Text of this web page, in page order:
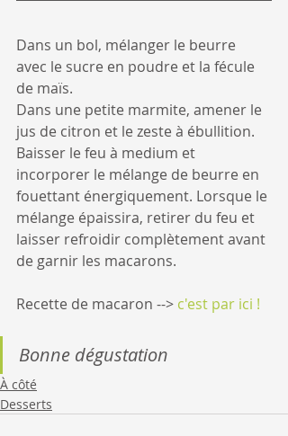
Dans un bol, mélanger le beurre
avec le sucre en poudre et la fécule
de maïs.
Dans une petite marmite, amener le
jus de citron et le zeste à ébullition.
Baisser le feu à medium et
incorporer le mélange de beurre en
fouettant énergiquement. Lorsque le
mélange épaissira, retirer du feu et
laisser refroidir complètement avant
de garnir les macarons.
Recette de macaron --> c'est par ici !
Bonne dégustation
À côté
Desserts